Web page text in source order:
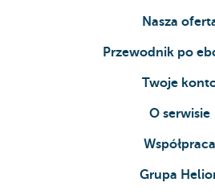
Nasza
Przewodnik po
Twoje
O serwisie
Współpraca
Grupa